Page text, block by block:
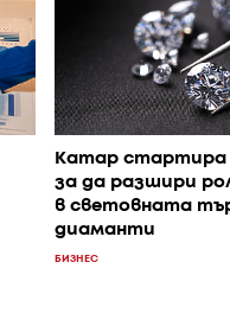
Катар стартира
за да разшири
в световната
диаманти
БИЗНЕС